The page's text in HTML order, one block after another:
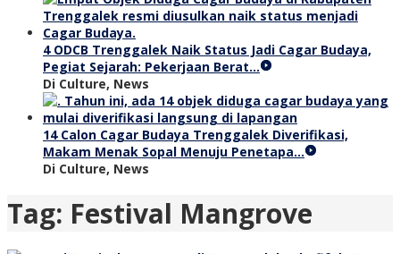
4 ODCB Trenggalek Naik Status Jadi Cagar Budaya,
Pegiat Sejarah: Pekerjaan Berat…
Di Culture, News
14 Calon Cagar Budaya Trenggalek Diverifikasi,
Makam Menak Sopal Menuju Penetapa…
Di Culture, News
Tag: Festival Mangrove